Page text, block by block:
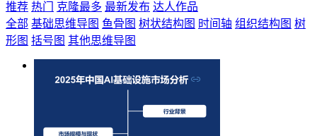
推荐 热门 克隆最多 最新发布 达人作品
全部 基础思维导图 鱼骨图 树状结构图 时间轴 组织结构图 树
形图 括号图 其他思维导图